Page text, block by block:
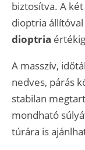
biztosítva. A
dioptria
dioptria
A masszív,
nedves, párás
stabilan
mondható
túrára is